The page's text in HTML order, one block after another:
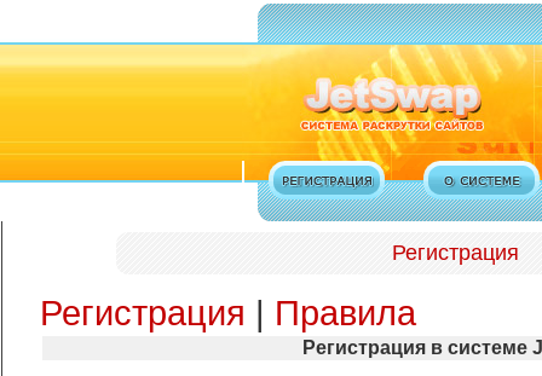
Регистрация
Регистрация | Правила
Регистрация в системе